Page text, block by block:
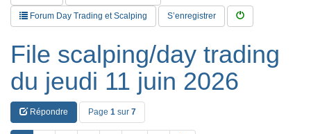
Forum Day Trading et Scalping S’enregistrer
File scalping/day trading
du jeudi 11 juin 2026
Répondre Page 1 sur 7